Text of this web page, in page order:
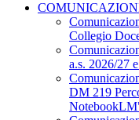
Collegio
a.s. 2026/27
DM 219